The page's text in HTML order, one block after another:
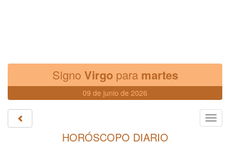
Signo Virgopara martes
09 de junio de 2026
HORÓSCOPO DIARIO